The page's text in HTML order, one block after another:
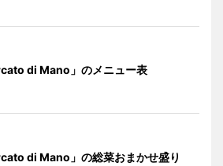
di Mano」のメニュー表
di Mano」の総菜おまかせ盛り